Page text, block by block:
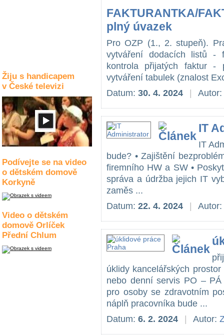
Žiju s handicapem
v České televizi
Podívejte se na video
o dětském domově
Korkyně
Video o dětském
domově Orlíček
Přední Chlum
FAKTURANTKA/
plný úvazek
Pro OZP (1., 2. stupeň).
vytváření dodacích listů -
kontrola přijatých faktur -
vytváření tabulek (znalost
Datum: 30. 4. 2024 Autor:
IT
IT
bude? • Zajištění
firemního HW a SW •
správa a údržba jejich IT
zaměs ...
Datum: 22. 4. 2024 Autor:
úklidy kancelářských
nebo denní servis PO –
pro osoby se zdravotním
náplň pracovníka bude ...
Datum: 6. 2. 2024 Autor: